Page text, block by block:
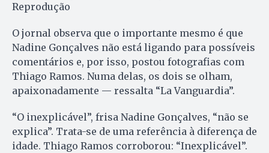
Reprodução
O jornal observa que o importante mesmo é que
Nadine Gonçalves não está ligando para possíveis
comentários e, por isso, postou fotografias com
Thiago Ramos. Numa delas, os dois se olham,
apaixonadamente — ressalta “La Vanguardia”.
“O inexplicável”, frisa Nadine Gonçalves, “não se
explica”. Trata-se de uma referência à diferença de
idade. Thiago Ramos corroborou: “Inexplicável”.